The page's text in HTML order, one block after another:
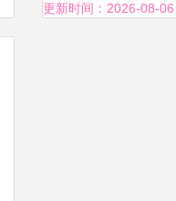
更新时间：2026-08-06